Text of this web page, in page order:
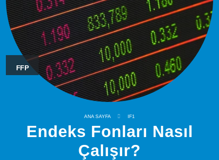
FFP
ANA SAYFA IF1
Endeks Fonları Nasıl
Çalışır?